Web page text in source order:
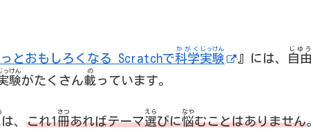
とおもしろくなる Scratchで科学
かがく
実験
じっけん
』には、 自由
じゆう
験
じっけん
がたくさん載
の
っています。
は、 これ1冊
さつ
あればテーマ選
えら
びに悩
なや
むことはありません。